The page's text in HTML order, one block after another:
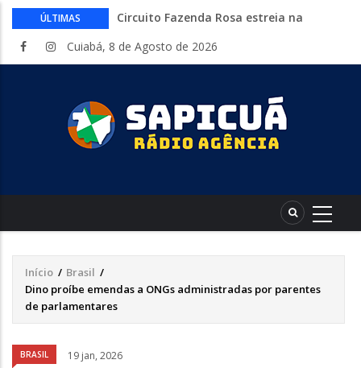
ÚLTIMAS
Circuito Fazenda Rosa estreia na
atividades do agronegócio
sexta-feira
Começa nesta sexta-feira em Cuiabá o
Mato Grosso AgroFestival, com rodeio e
crimes digitais contra menores
CAIXA e iFood facilitam financiamento
entregadores
Cuiabá, 8 de Agosto de 2026
Trilha
de
Início / Brasil /
Dino proíbe emendas a ONGs administradas por parentes
de parlamentares
BRASIL 19 jan, 2026
Áudio